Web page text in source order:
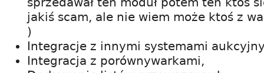
jakiś scam, ale nie wiem może ktoś z
)
Integracje z innymi systemami
Integracja z porównywarkami,